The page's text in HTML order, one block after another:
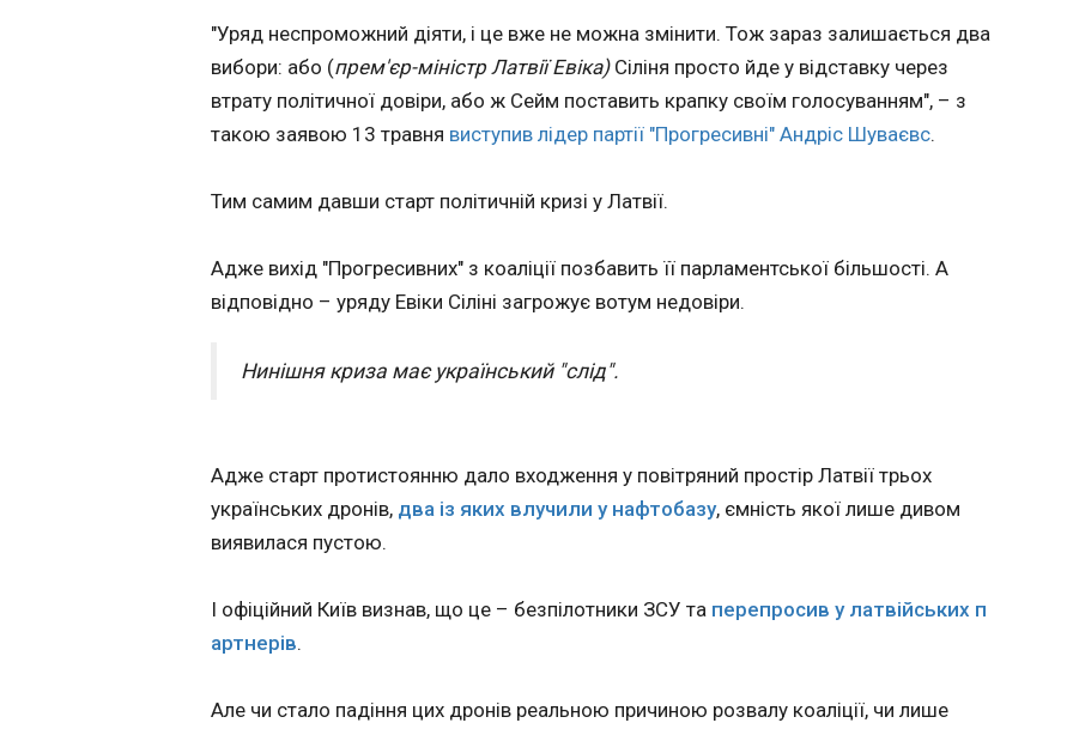
Лунін може достроково завершити сезон
08:56:44
Український воротар Андрій Лунін не зможе допомогти
мадридському Реалу у грі проти Ов'єдо. Зазначається, що
голкіпера є підозра на вірусну інфекцію, через що його участь
Зустріч Трампа та Сі:
ЗМІ дізналися
08:39:54
почалася зустріч з лідером
Нідерланди і Німеччина невдоволені
Імовірне нецільове використання
відновлення після пандемії для виплати
"Уряд неспроможний діяти, і це вже не можна змінити. Тож зараз залишається два
вибори: або (прем'єр-міністр Латвії Евіка)Сіліня просто йде у відставку через
втрату політичної довіри, або ж Сейм поставить крапку своїм голосуванням", – з
такою заявою 13 травня виступив лідер партії "Прогресивні" Андріс Шуваєвс.
Тим самим давши старт політичній кризі у Латвії.
Адже вихід "Прогресивних" з коаліції позбавить її парламентської більшості. А
відповідно – уряду Евіки Сіліні загрожує вотум недовіри.
Нинішня криза має український "слід".
Адже старт протистоянню дало входження у повітряний простір Латвії трьох
українських дронів, два із яких влучили у нафтобазу, ємність якої лише дивом
виявилася пустою.
І офіційний Київ визнав, що це – безпілотники ЗСУ та перепросив у латвійських п
артнерів.
Але чи стало падіння цих дронів реальною причиною розвалу коаліції, чи лише